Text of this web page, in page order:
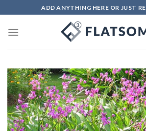
to
content
ADD ANYTHING HERE OR JUST